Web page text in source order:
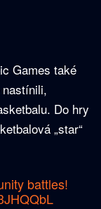
Games také
Do hry
„star“
battles!